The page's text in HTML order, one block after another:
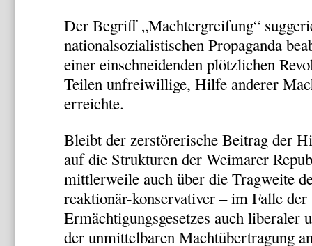
Der Begriff „Machtergreifung“
nationalsozialistischen Propaganda
einer einschneidenden plötzlichen
Teilen unfreiwillige, Hilfe anderer
erreichte.
Bleibt der zerstörerische Beitrag der
auf die Strukturen der Weimarer
mittlerweile auch über die Tragweite
reaktionär-konservativer – im Falle der
Ermächtigungsgesetzes auch
der unmittelbaren Machtübertragung